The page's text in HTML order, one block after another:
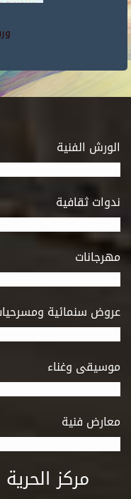
الورش الفنية
ندوات ثقافية
مهرجانات
عروض سنمائية
موسيقى وغناء
معارض فنية
مركز